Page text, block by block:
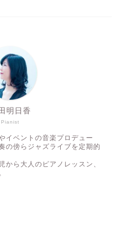
Pianist
明日香
イベントの音楽プロデュー
の傍らジャズライブを定期的
から大人のピアノレッスン、